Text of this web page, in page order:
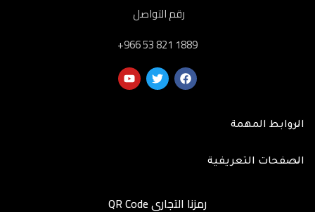
رقم التواصل
‎+966 53 821 1889
الروابط المهمة
الصفحات التعريفية
رمزنا التجاري QR Code